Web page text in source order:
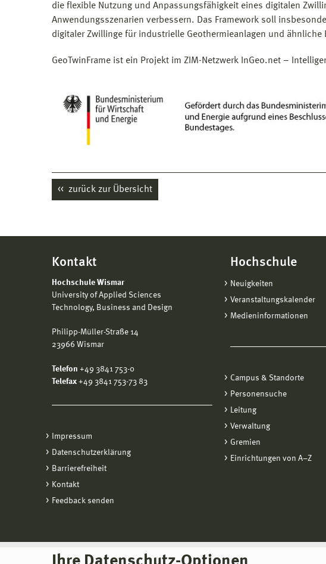
die flexible Nutzung und Anpassungsfähigkeit eines digitalen
Anwendungsszenarien verbessern. Das Framework soll
digitaler Zwillinge für industrielle Geothermieanlagen und ähnliche
GeoTwinFrame ist ein Projekt im ZIM-Netzwerk InGeo.net –
zurück zur Übersicht
Kontakt
Hochschule Wismar
University of Applied Sciences
Technology, Business and Design
Philipp-Müller-Straße 14
23966 Wismar
Telefon +49 3841 753-0
Telefax +49 3841 753-73 83
Impressum
Datenschutzerklärung
Barrierefreiheit
Kontakt
Feedback senden
Hochschule
Neuigkeiten
Veranstaltungskalender
Medieninformationen
Campus & Standorte
Personensuche
Leitung
Verwaltung
Gremien
Einrichtungen von A−Z